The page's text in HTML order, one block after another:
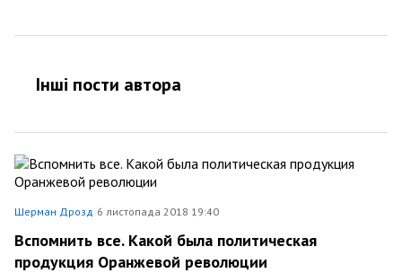
Інші пости автора
Шерман Дрозд 6 листопада 2018 19:40
Вспомнить все. Какой была политическая
продукция Оранжевой революции